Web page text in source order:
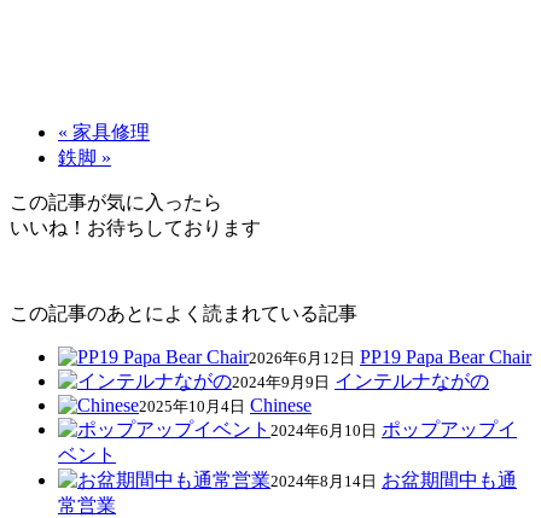
« 家具修理
鉄脚 »
この記事が気に入ったら
いいね！お待ちしております
この記事のあとによく読まれている記事
2026年6月12日 PP19 Papa Bear Chair
2024年9月9日 インテルナながの
2025年10月4日 Chinese
2024年6月10日 ポップアップイ
ベント
2024年8月14日 お盆期間中も通
常営業